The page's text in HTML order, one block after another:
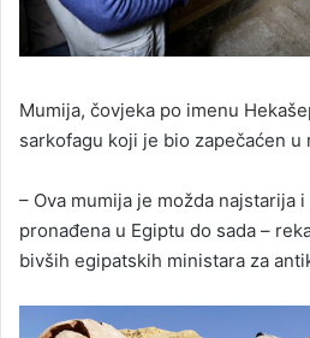
Mumija, čovjeka po imenu
sarkofagu koji je bio zapečaćen u
– Ova mumija je možda najstarija
pronađena u Egiptu do sada –
bivših egipatskih ministara za